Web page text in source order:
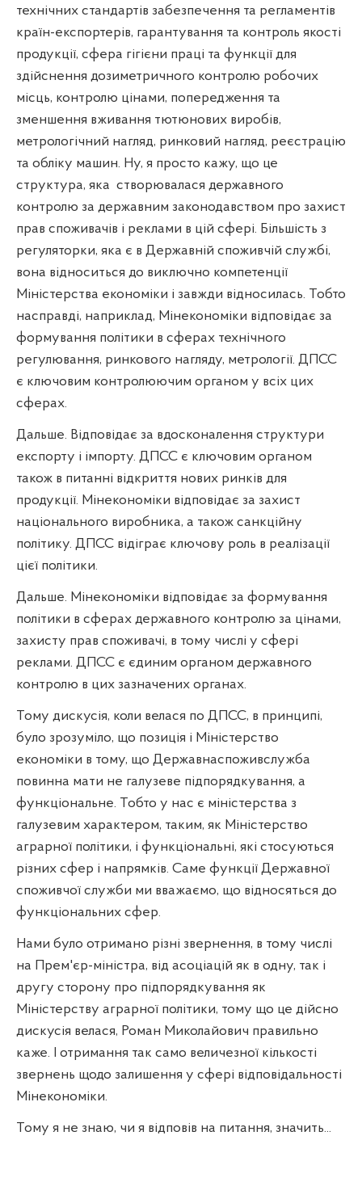
технічних стандартів забезпечення та регламентів
країн-експортерів, гарантування та контроль якості
продукції, сфера гігієни праці та функції для
здійснення дозиметричного контролю робочих
місць, контролю цінами, попередження та
зменшення вживання тютюнових виробів,
метрологічний нагляд, ринковий нагляд, реєстрацію
та обліку машин. Ну, я просто кажу, що це
структура, яка створювалася державного
контролю за державним законодавством про захист
прав споживачів і реклами в цій сфері. Більшість з
регуляторки, яка є в Державній споживчій службі,
вона відноситься до виключно компетенції
Міністерства економіки і завжди відносилась. Тобто
насправді, наприклад, Мінекономіки відповідає за
формування політики в сферах технічного
регулювання, ринкового нагляду, метрології. ДПСС
є ключовим контролюючим органом у всіх цих
сферах.
Дальше. Відповідає за вдосконалення структури
експорту і імпорту. ДПСС є ключовим органом
також в питанні відкриття нових ринків для
продукції. Мінекономіки відповідає за захист
національного виробника, а також санкційну
політику. ДПСС відіграє ключову роль в реалізації
цієї політики.
Дальше. Мінекономіки відповідає за формування
політики в сферах державного контролю за цінами,
захисту прав споживачі, в тому числі у сфері
реклами. ДПСС є єдиним органом державного
контролю в цих зазначених органах.
Тому дискусія, коли велася по ДПСС, в принципі,
було зрозуміло, що позиція і Міністерство
економіки в тому, що Державнаспоживслужба
повинна мати не галузеве підпорядкування, а
функціональне. Тобто у нас є міністерства з
галузевим характером, таким, як Міністерство
аграрної політики, і функціональні, які стосуються
різних сфер і напрямків. Саме функції Державної
споживчої служби ми вважаємо, що відносяться до
функціональних сфер.
Нами було отримано різні звернення, в тому числі
на Прем'єр-міністра, від асоціацій як в одну, так і
другу сторону про підпорядкування як
Міністерству аграрної політики, тому що це дійсно
дискусія велася, Роман Миколайович правильно
каже. І отримання так само величезної кількості
звернень щодо залишення у сфері відповідальності
Мінекономіки.
Тому я не знаю, чи я відповів на питання, значить...